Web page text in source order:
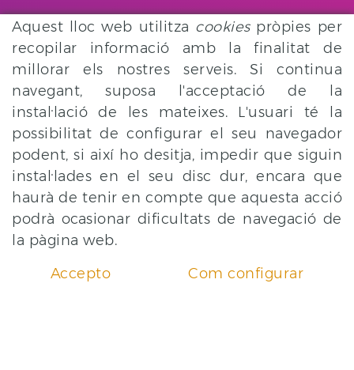
972 55 40 05
ajuntament@lajonquera.cat
Aquest lloc web utilitza cookiespròpies per
recopilar informació amb la finalitat de
millorar els nostres serveis. Si continua
navegant, suposa l'acceptació de la
instal·lació de les mateixes. L'usuari té la
possibilitat de configurar el seu navegador
podent, si així ho desitja, impedir que siguin
instal·lades en el seu disc dur, encara que
haurà de tenir en compte que aquesta acció
podrà ocasionar dificultats de navegació de
la pàgina web.
Accepto
Com configurar